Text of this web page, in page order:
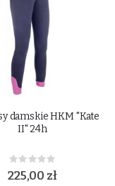
damskie HKM "Kate
II" 24h
Rating:
0%
225,00 zł